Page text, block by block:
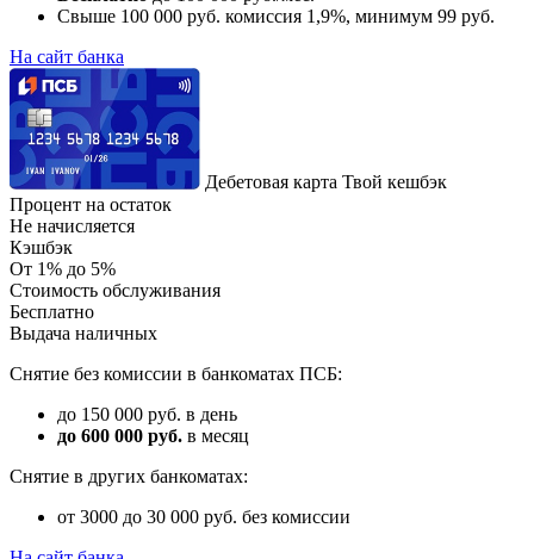
Свыше 100 000 руб. комиссия 1,9%, минимум 99 руб.
На сайт банка
Дебетовая карта Твой кешбэк
Процент на остаток
Не начисляется
Кэшбэк
От 1% до 5%
Стоимость обслуживания
Бесплатно
Выдача наличных
Снятие без комиссии в банкоматах ПСБ:
до 150 000 руб. в день
до 600 000 руб. в месяц
Снятие в других банкоматах:
от 3000 до 30 000 руб. без комиссии